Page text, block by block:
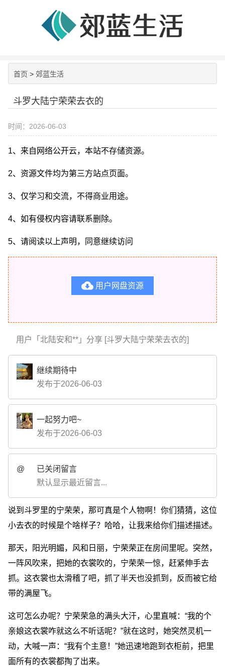
首页 > 郊蓝生活
斗罗大陆宁荣荣去衣的
时间：2026-06-03
1、来自网络公开云，本站不存储资源。
2、资源文件均为第三方站点页面。
3、仅学习和交流，不得商业用途。
4、如有侵权内容请联系删除。
5、请阅读以上声明，同意继续访问
 用户网盘资源
用户「北陆安和**」分享 [斗罗大陆宁荣荣去衣的]
继续期待中
发布于2026-06-03
一起努力吧~
发布于2026-06-03
@
已关闭留言
默认显示最近留言...
说到斗罗里的宁荣荣，那可真是个人物啊！你们猜猜，这位
小去衣的时候是个啥样子？哈哈，让我来给你们描述描述。
那天，阳光明媚，风和日丽，宁荣荣正在房间里呢。突然，
一阵风吹来，把她的衣裳吹的，宁荣荣一惊，赶紧伸手去
抓。这衣裳也太滑稽了吧，抓了半天也没抓到，反而被它给
带的满屋飞。
这可怎么办呢？宁荣荣急的满头大汗，心里直喊：“我的个
亲娘这衣裳咋就这么不听话呢？”就在这时，她突然灵机一
动，大喊一声：“我有个主意！”她迅速地跑到衣柜前，把里
面所有的衣裳都掏了出来。